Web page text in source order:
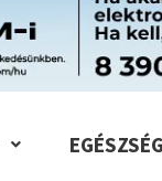
EGÉSZSÉG